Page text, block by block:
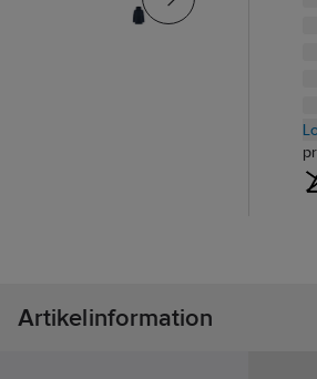
Artikelinformation